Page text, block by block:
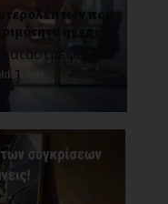
που
ηγεσίας.
μια